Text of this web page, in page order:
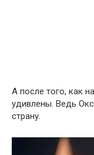
А после того, как
удивлены. Ведь
страну.